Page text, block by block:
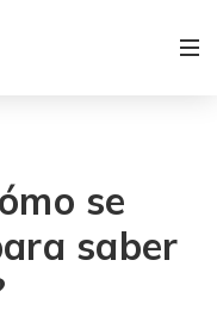
se
saber